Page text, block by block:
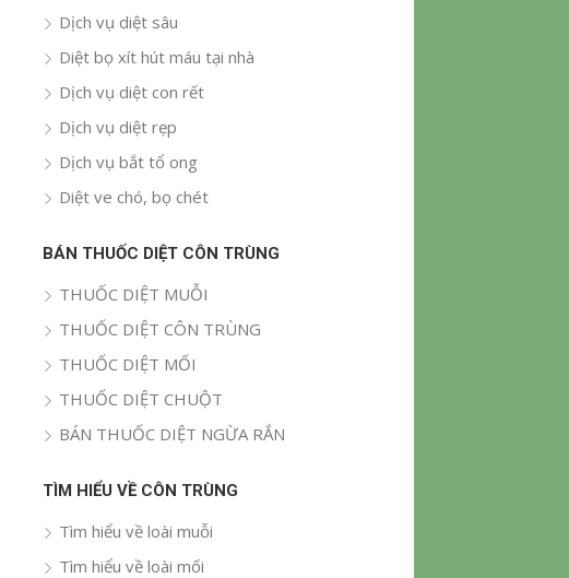
Dịch vụ diệt sâu
Diệt bọ xít hút máu tại nhà
Dịch vụ diệt con rết
Dịch vụ diệt rẹp
Dịch vụ bắt tổ ong
Diệt ve chó, bọ chét
BÁN THUỐC DIỆT CÔN TRÙNG
THUỐC DIỆT MUỖI
THUỐC DIỆT CÔN TRÙNG
THUỐC DIỆT MỐI
THUỐC DIỆT CHUỘT
BÁN THUỐC DIỆT NGỪA RẮN
TÌM HIỂU VỀ CÔN TRÙNG
Tìm hiểu về loài muỗi
Tìm hiểu về loài mối